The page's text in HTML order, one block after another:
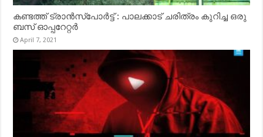
കണ്ടത്ത് ട്രാൻസ്‌പോർട്ട് : പാലക്കാട് ചരിത്രം കുറിച്ച ഒരു
ബസ് ഓപ്പറേറ്റർ
April 7, 2021